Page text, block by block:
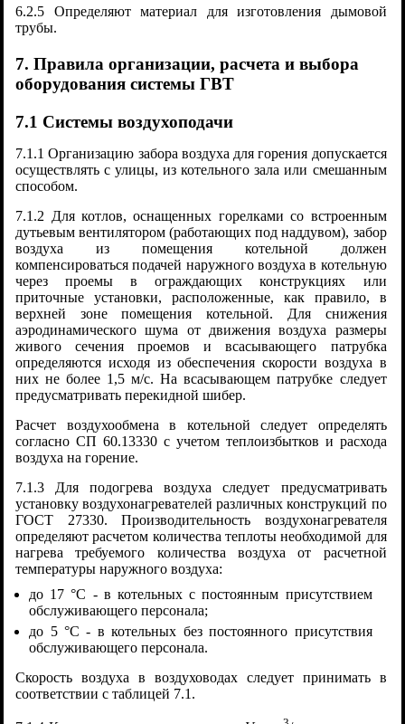
6.2.5 Определяют материал для изготовления дымовой
трубы.
7. Правила организации, расчета и выбора
оборудования системы ГВТ
7.1 Системы воздухоподачи
7.1.1 Организацию забора воздуха для горения допускается
осуществлять с улицы, из котельного зала или смешанным
способом.
7.1.2 Для котлов, оснащенных горелками со встроенным
дутьевым вентилятором (работающих под наддувом), забор
воздуха из помещения котельной должен
компенсироваться подачей наружного воздуха в котельную
через проемы в ограждающих конструкциях или
приточные установки, расположенные, как правило, в
верхней зоне помещения котельной. Для снижения
аэродинамического шума от движения воздуха размеры
живого сечения проемов и всасывающего патрубка
определяются исходя из обеспечения скорости воздуха в
них не более 1,5 м/с. На всасывающем патрубке следует
предусматривать перекидной шибер.
Расчет воздухообмена в котельной следует определять
согласно СП 60.13330 с учетом теплоизбытков и расхода
воздуха на горение.
7.1.3 Для подогрева воздуха следует предусматривать
установку воздухонагревателей различных конструкций по
ГОСТ 27330. Производительность воздухонагревателя
определяют расчетом количества теплоты необходимой для
нагрева требуемого количества воздуха от расчетной
температуры наружного воздуха:
до 17 °C - в котельных с постоянным присутствием
обслуживающего персонала;
до 5 °C - в котельных без постоянного присутствия
обслуживающего персонала.
Скорость воздуха в воздуховодах следует принимать в
соответствии с таблицей 7.1.